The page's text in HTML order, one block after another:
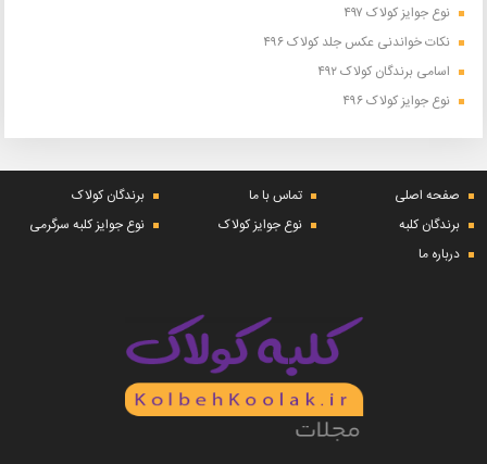
نوع جوایز کولاک ۴۹۷
نکات خواندنی عکس جلد کولاک ۴۹۶
اسامی برندگان کولاک ۴۹۲
نوع جوایز کولاک ۴۹۶
صفحه اصلی تماس با ما
برندگان کولاک
برندگان کلبه
نوع جوایز کولاک
نوع جوایز کلبه سرگرمی
درباره ما